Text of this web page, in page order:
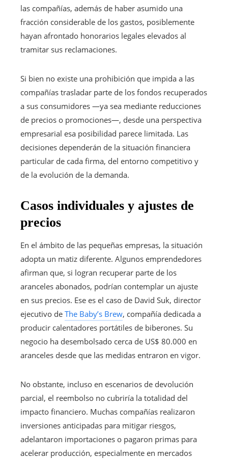
las compañías, además de haber asumido una
fracción considerable de los gastos, posiblemente
hayan afrontado honorarios legales elevados al
tramitar sus reclamaciones.
Si bien no existe una prohibición que impida a las
compañías trasladar parte de los fondos recuperados
a sus consumidores —ya sea mediante reducciones
de precios o promociones—, desde una perspectiva
empresarial esa posibilidad parece limitada. Las
decisiones dependerán de la situación financiera
particular de cada firma, del entorno competitivo y
de la evolución de la demanda.
Casos individuales y ajustes de
precios
En el ámbito de las pequeñas empresas, la situación
adopta un matiz diferente. Algunos emprendedores
afirman que, si logran recuperar parte de los
aranceles abonados, podrían contemplar un ajuste
en sus precios. Ese es el caso de David Suk, director
ejecutivo de The Baby’s Brew, compañía dedicada a
producir calentadores portátiles de biberones. Su
negocio ha desembolsado cerca de US$ 80.000 en
aranceles desde que las medidas entraron en vigor.
No obstante, incluso en escenarios de devolución
parcial, el reembolso no cubriría la totalidad del
impacto financiero. Muchas compañías realizaron
inversiones anticipadas para mitigar riesgos,
adelantaron importaciones o pagaron primas para
acelerar producción, especialmente en mercados